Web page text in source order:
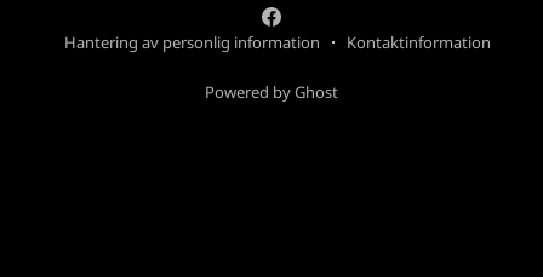
Hantering av personlig information Kontaktinformation
Powered by Ghost